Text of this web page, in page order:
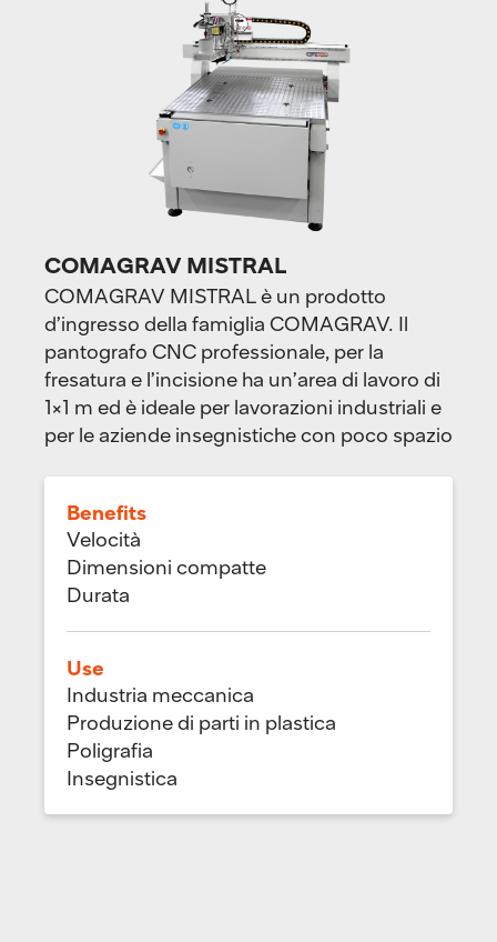
COMAGRAV MISTRAL
COMAGRAV MISTRAL è un prodotto
d’ingresso della famiglia COMAGRAV. Il
pantografo CNC professionale, per la
fresatura e l’incisione ha un’area di lavoro di
1×1 m ed è ideale per lavorazioni industriali e
per le aziende insegnistiche con poco spazio
Benefits
Velocità
Dimensioni compatte
Durata
Use
Industria meccanica
Produzione di parti in plastica
Poligrafia
Insegnistica